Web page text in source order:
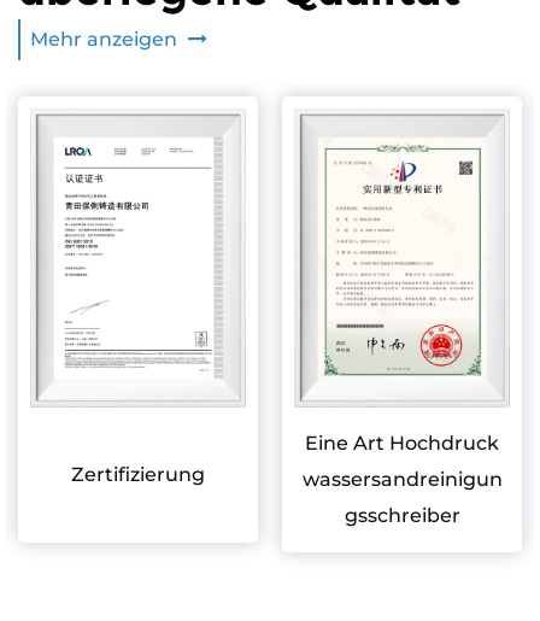
Mehr anzeigen
Zertifizierung
Eine Art Hochdruck
wassersandreinigun
gsschreiber